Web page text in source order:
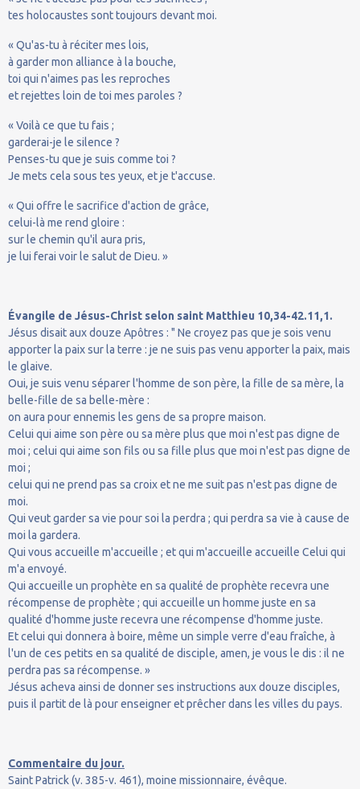
tes holocaustes sont toujours devant moi.
« Qu'as-tu à réciter mes lois,
à garder mon alliance à la bouche,
toi qui n'aimes pas les reproches
et rejettes loin de toi mes paroles ?
« Voilà ce que tu fais ;
garderai-je le silence ?
Penses-tu que je suis comme toi ?
Je mets cela sous tes yeux, et je t'accuse.
« Qui offre le sacrifice d'action de grâce,
celui-là me rend gloire :
sur le chemin qu'il aura pris,
je lui ferai voir le salut de Dieu. »
Évangile de Jésus-Christ selon saint Matthieu 10,34-42.11,1.
Jésus disait aux douze Apôtres : " Ne croyez pas que je sois venu
apporter la paix sur la terre : je ne suis pas venu apporter la paix, mais
le glaive.
Oui, je suis venu séparer l'homme de son père, la fille de sa mère, la
belle-fille de sa belle-mère :
on aura pour ennemis les gens de sa propre maison.
Celui qui aime son père ou sa mère plus que moi n'est pas digne de
moi ; celui qui aime son fils ou sa fille plus que moi n'est pas digne de
moi ;
celui qui ne prend pas sa croix et ne me suit pas n'est pas digne de
moi.
Qui veut garder sa vie pour soi la perdra ; qui perdra sa vie à cause de
moi la gardera.
Qui vous accueille m'accueille ; et qui m'accueille accueille Celui qui
m'a envoyé.
Qui accueille un prophète en sa qualité de prophète recevra une
récompense de prophète ; qui accueille un homme juste en sa
qualité d'homme juste recevra une récompense d'homme juste.
Et celui qui donnera à boire, même un simple verre d'eau fraîche, à
l'un de ces petits en sa qualité de disciple, amen, je vous le dis : il ne
perdra pas sa récompense. »
Jésus acheva ainsi de donner ses instructions aux douze disciples,
puis il partit de là pour enseigner et prêcher dans les villes du pays.
Commentaire du jour.
Saint Patrick (v. 385-v. 461), moine missionnaire, évêque.